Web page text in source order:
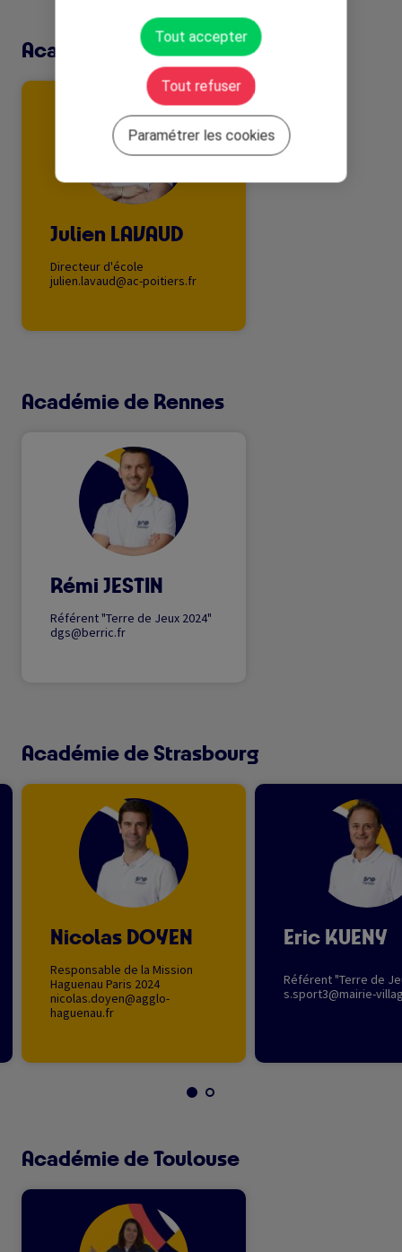
Académie de Poitiers
Julien LAVAUD
Directeur d'école
julien.lavaud@ac-poitiers.fr
Académie de Rennes
Image
Rémi JESTIN
Référent "Terre de Jeux 2024"
dgs@berric.fr
Académie de Strasbourg
Image
Nicolas DOYEN
Responsable de la Mission
Haguenau Paris 2024
nicolas.doyen@agglo-
haguenau.fr
Image
Eric KUENY
Référent "Terre de
s.sport3@mairie-
Académie de Toulouse
Image
Tout accepter
Tout refuser
Paramétrer les cookies